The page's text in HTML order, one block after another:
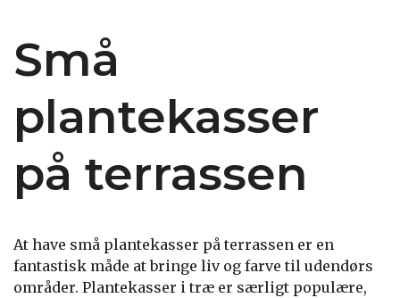
Små
plantekasser
på terrassen
At have små plantekasser på terrassen er en
fantastisk måde at bringe liv og farve til udendørs
områder. Plantekasser i træ er særligt populære,